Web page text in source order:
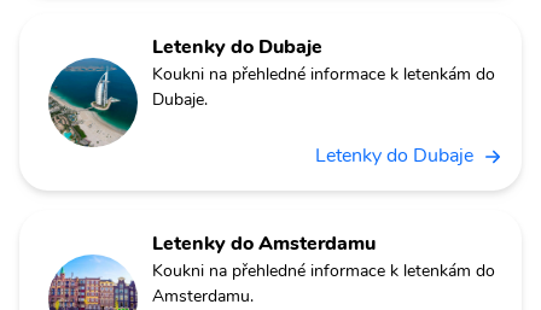
Letenky do Dubaje
Koukni na přehledné informace k letenkám do
Dubaje.
Letenky do Dubaje
Letenky do Amsterdamu
Koukni na přehledné informace k letenkám do
Amsterdamu.